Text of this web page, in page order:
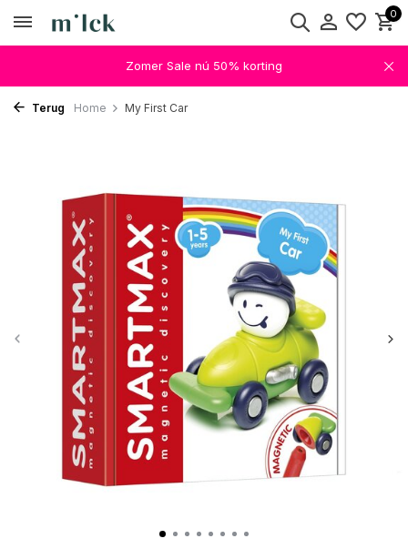
0
Zomer Sale nú 50% korting
Terug Home My First Car